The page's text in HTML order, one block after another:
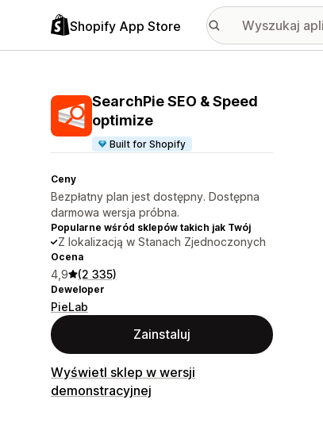
Shopify App Store
SearchPie SEO & Speed
optimize
Built for Shopify
Ceny
Bezpłatny plan jest dostępny. Dostępna
darmowa wersja próbna.
Popularne wśród sklepów takich jak Twój
Z lokalizacją w Stanach Zjednoczonych
Ocena
4,9 (2 335)
Deweloper
PieLab
Zainstaluj
Wyświetl sklep w wersji
demonstracyjnej